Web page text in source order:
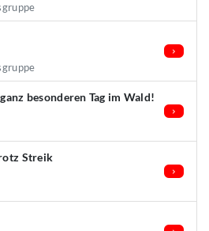
besonderen Tag im Wald!
Streik